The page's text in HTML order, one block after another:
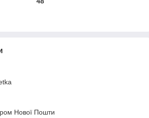
Нової Пошти